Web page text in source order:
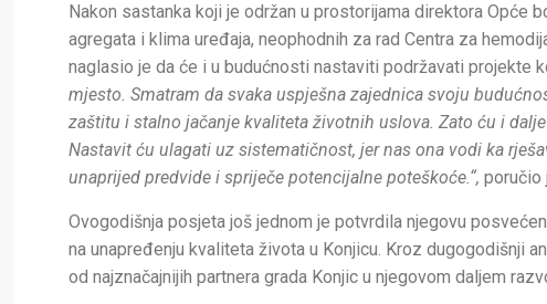
Nakon sastanka koji je održan u prostorijama direktora Opće
agregata i klima uređaja, neophodnih za rad Centra za
naglasio je da će i u budućnosti nastaviti podržavati projekte
mjesto. Smatram da svaka uspješna zajednica svoju
zaštitu i stalno jačanje kvaliteta životnih uslova. Zato ću i
Nastavit ću ulagati uz sistematičnost, jer nas ona vodi ka
unaprijed predvide i spriječe potencijalne poteškoće.“, poručio
Ovogodišnja posjeta još jednom je potvrdila njegovu
na unapređenju kvaliteta života u Konjicu. Kroz dugogodišnji
od najznačajnijih partnera grada Konjic u njegovom daljem